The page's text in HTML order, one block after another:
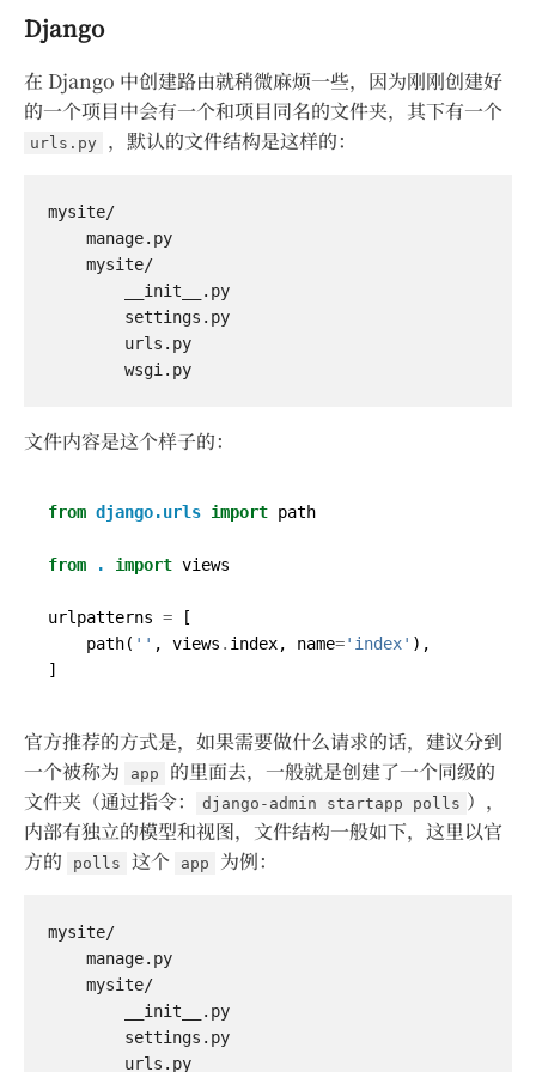
Django
在 Django 中创建路由就稍微麻烦一些，因为刚刚创建好
的一个项目中会有一个和项目同名的文件夹，其下有一个
urls.py ，默认的文件结构是这样的：
mysite/
文件内容是这个样子的：
from django.urls import path
from . import views
urlpatterns =
[
path( '' , views . index, name='index' ),
]
官方推荐的方式是，如果需要做什么请求的话，建议分到
一个被称为
app
的里面去，一般就是创建了一个同级的
文件夹（通过指令：
django-admin startapp polls ），
内部有独立的模型和视图，文件结构一般如下，这里以官
方的
polls 这个 app 为例：
mysite/